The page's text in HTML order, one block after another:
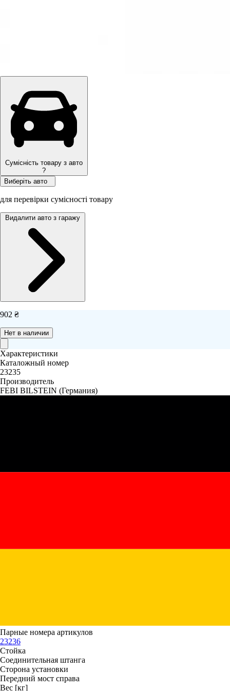
Сумісність товару з авто
?
Виберіть авто
для перевірки сумісності товару
Видалити авто з гаражу
902 ₴
Нет в наличии
Характеристики
Каталожный номер
23235
Производитель
FEBI BILSTEIN (Германия)
Парные номера артикулов
23236
Стойка
Соединительная штанга
Сторона установки
Передний мост справа
Вес [кг]